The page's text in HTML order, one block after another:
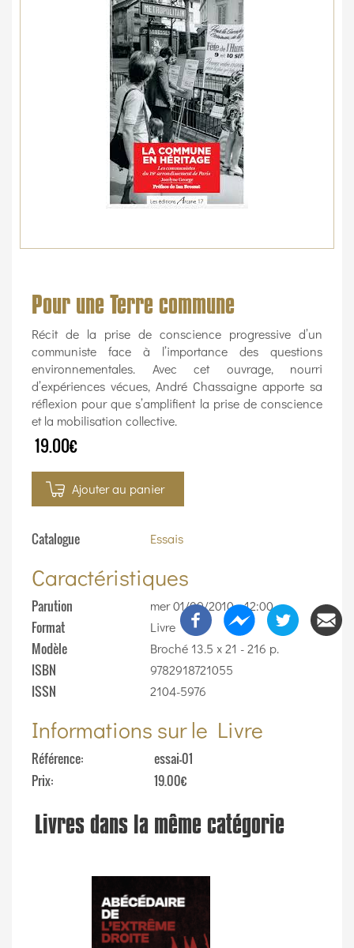
Pour une Terre commune
Récit de la prise de conscience progressive d’un
communiste face à l’importance des questions
environnementales. Avec cet ouvrage, nourri
d’expériences vécues, André Chassaigne apporte sa
réflexion pour que s’amplifient la prise de conscience
et la mobilisation collective.
19.00€
Ajouter au panier
Catalogue Essais
Caractéristiques
Parution mer 01/09/2010 - 12:00
Format Livre
Modèle Broché 13.5 x 21 - 216 p.
ISBN 9782918721055
ISSN 2104-5976
Informations sur le Livre
Référence
essai-01
Prix
19.00€
Livres dans la même catégorie